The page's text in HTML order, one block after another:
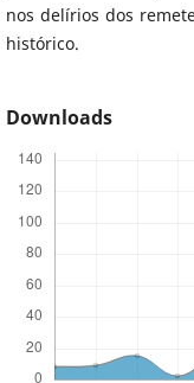
nos delírios dos
histórico.
Downloads